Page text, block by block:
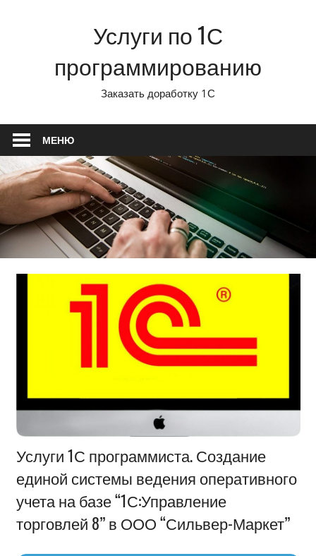
Услуги по 1С
программированию
Заказать доработку 1С
МЕНЮ
Информация
Услуги 1С программиста. Создание
единой системы ведения оперативного
учета на базе “1С:Управление
торговлей 8” в ООО “Сильвер-Маркет”